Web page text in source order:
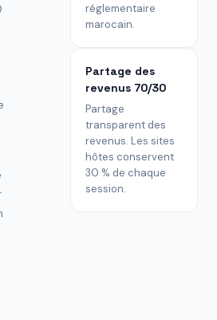
réglementaire
marocain.
Partage des
revenus 70/30
Partage
transparent des
revenus. Les sites
hôtes conservent
30 % de chaque
session.